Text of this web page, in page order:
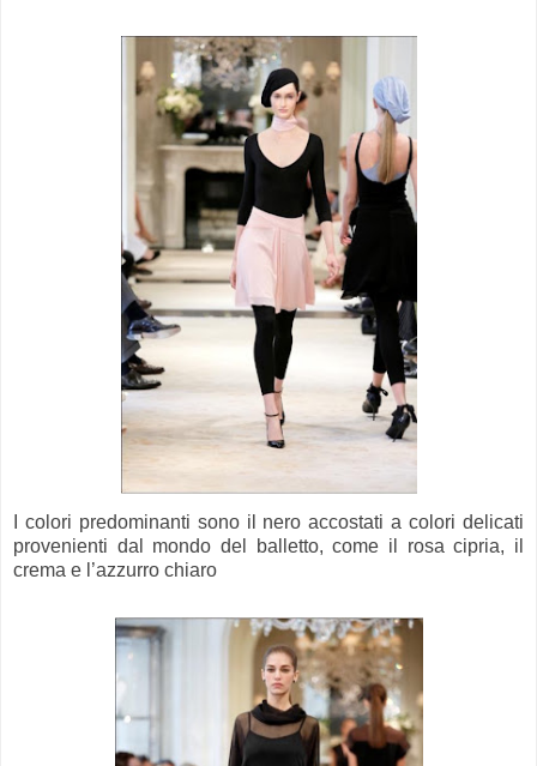
I colori predominanti sono il nero accostati a colori delicati
provenienti dal mondo del balletto, come il rosa cipria, il
crema e l’azzurro chiaro